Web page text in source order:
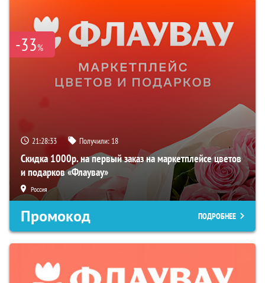
-33%
21:28:32 Получили: 18
Скидка 1000р. на первый заказ на маркетплейсе цветов
и подарков «Флаувау»
Россия
Промокод ПОДРОБНЕЕ